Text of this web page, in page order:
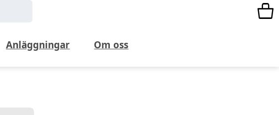
Anläggningar Om oss